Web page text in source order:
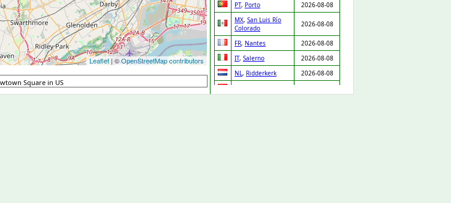
Leaflet | ©OpenStreetMap contributors
PT, Porto
2026-08-08
MX, San Luis Río
Colorado
2026-08-08
FR, Nantes
2026-08-08
IT, Salerno
2026-08-08
NL, Ridderkerk
2026-08-08
Square in US